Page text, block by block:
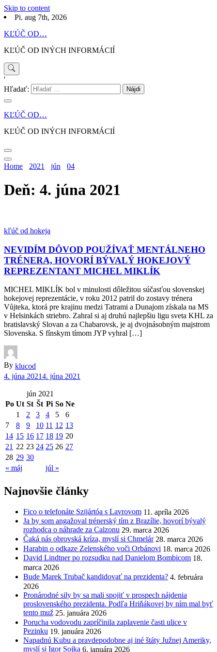
Skip to content
Pi. aug 7th, 2026
KĽÚČ OD…
KĽÚČ OD INÝCH INFORMÁCIÍ
'
Hľadať:
KĽÚČ OD…
KĽÚČ OD INÝCH INFORMÁCIÍ
Home 2021 jún 04
Deň: 4. júna 2021
kľúč od hokeja
NEVIDÍM DÔVOD POUŽÍVAŤ MENTÁLNEHO
TRÉNERA, HOVORÍ BÝVALÝ HOKEJOVÝ
REPREZENTANT MICHEL MIKLÍK
MICHEL MIKLÍK bol v minulosti dôležitou súčasťou slovenskej
hokejovej reprezentácie, v roku 2012 patril do zostavy trénera
Vůjteka, ktorá pre krajinu medzi Tatrami a Dunajom získala na MS
v Helsinkách striebro. Zahral si aj druhú najlepšiu ligu sveta KHL za
bratislavský Slovan a za Chabarovsk, je aj dvojnásobným majstrom
Slovenska. S fínskym tímom JYP vyhral […]
By klucod
4. júna 20214. júna 2021
jún 2021
Po Ut St Št Pi So Ne
« máj júl »
1 2 3 4 5
6
7
8 9 10 11 12 13
14 15 16 17 18 19 20
21 22 23 24 25 26 27
28 29 30
Najnovšie články
Fico o telefonáte Szijártóa s Lavrovom 11. apríla 2026
Ja by som angažoval trénerský tím z Brazílie, hovorí bývalý
rozhodca o náhrade za Calzonu 29. marca 2026
Čaká nás obrovská kríza, myslí si Chmelár 28. marca 2026
Harabin o odkaze Zelenského voči Orbánovi 18. marca 2026
David Lindtner po rozsudku nad Danielom Bombicom 18.
marca 2026
Bude Marek Trubač kandidovať na prezidenta? 4. februára
2026
Pronárodné sily by sa mali spojiť v prospech nájdenia
proslovenského prezidenta. Podľa Hriňákovej by ním mal byť
tento muž 25. januára 2026
Porucha vodovodu zapríčinila zaplavenie časti ulice v
Pezinku 19. januára 2026
Napadnú Kubu a pravdepodobne aj iné štáty Južnej Ameriky,
myslí si Igor Sojka 6. januára 2026